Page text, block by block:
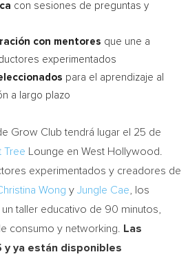
con sesiones de preguntas y
con mentores que une a
experimentados
para el aprendizaje al
a largo plazo
Grow Club tendrá lugar el 25 de
Tree Lounge en West Hollywood.
experimentados y creadores de
Wong y Jungle Cae , los
taller educativo de 90 minutos,
consumo y networking.
Las
y ya están disponibles